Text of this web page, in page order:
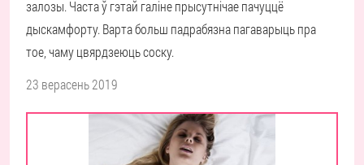
залозы. Часта ў гэтай галіне прысутнічае пачуццё
дыскамфорту. Варта больш падрабязна пагаварыць пра
тое, чаму цвярдзеюць соску.
23 верасень 2019